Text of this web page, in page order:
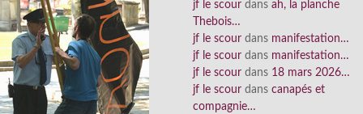
jf le scour dans ah, la planche
Thebois…
jf le scour dans manifestation…
jf le scour dans manifestation…
jf le scour dans 18 mars 2026…
jf le scour dans canapés et
compagnie…